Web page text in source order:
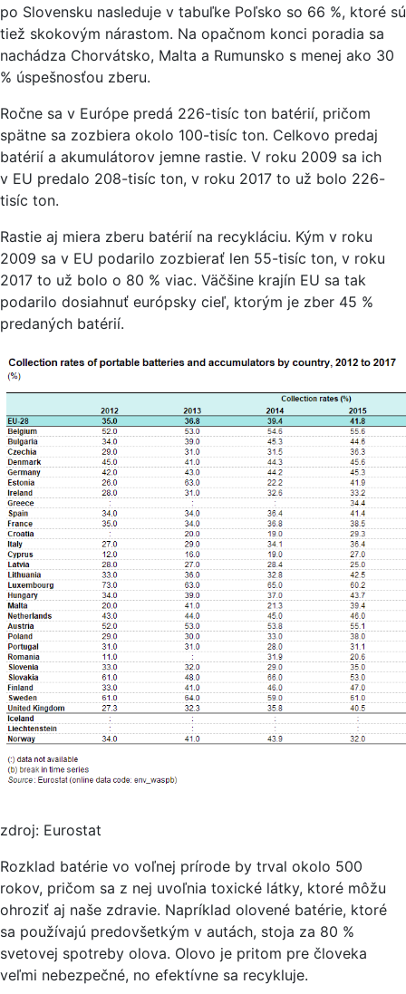
po Slovensku nasleduje v tabuľke Poľsko so 66 %, ktoré sú
tiež skokovým nárastom. Na opačnom konci poradia sa
nachádza Chorvátsko, Malta a Rumunsko s menej ako 30
% úspešnosťou zberu.
Ročne sa v Európe predá 226-tisíc ton batérií, pričom
spätne sa zozbiera okolo 100-tisíc ton. Celkovo predaj
batérií a akumulátorov jemne rastie. V roku 2009 sa ich
v EU predalo 208-tisíc ton, v roku 2017 to už bolo 226-
tisíc ton.
Rastie aj miera zberu batérií na recykláciu. Kým v roku
2009 sa v EU podarilo zozbierať len 55-tisíc ton, v roku
2017 to už bolo o 80 % viac. Väčšine krajín EU sa tak
podarilo dosiahnuť európsky cieľ, ktorým je zber 45 %
predaných batérií.
zdroj: Eurostat
Rozklad batérie vo voľnej prírode by trval okolo 500
rokov, pričom sa z nej uvoľnia toxické látky, ktoré môžu
ohroziť aj naše zdravie. Napríklad olovené batérie, ktoré
sa používajú predovšetkým v autách, stoja za 80 %
svetovej spotreby olova. Olovo je pritom pre človeka
veľmi nebezpečné, no efektívne sa recykluje.